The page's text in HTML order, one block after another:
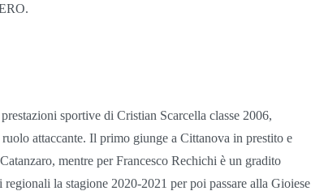
sportive di Cristian Scarcella classe 2006,
attaccante. Il primo giunge a Cittanova in prestito e
mentre per Francesco Rechichi è un gradito
la stagione 2020-2021 per poi passare alla Gioiese